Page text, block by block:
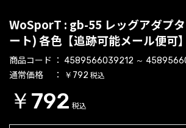
WoSporT : gb-55 レッグアダプ
ート) 各色【追跡可能メール便可】
商品コード 4589566039212 ～
通常価格 ￥792 税込
￥792 税込